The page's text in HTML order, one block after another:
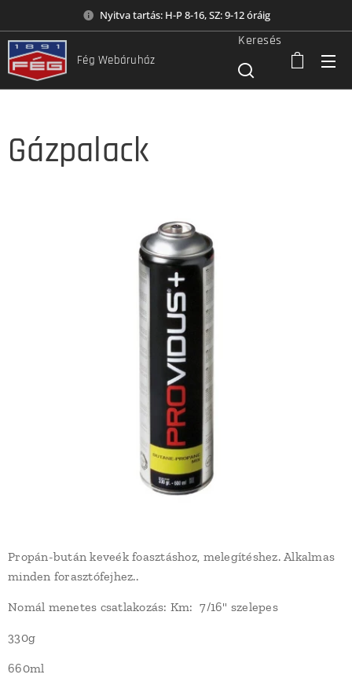
Nyitva tartás: H-P 8-16, SZ: 9-12 óráig
Fég Webáruház
Keresés
Gázpalack
Propán-bután keveék foasztáshoz, melegítéshez. Alkalmas
minden forasztófejhez..
Nomál menetes csatlakozás: Km: 7/16" szelepes
330g
660ml